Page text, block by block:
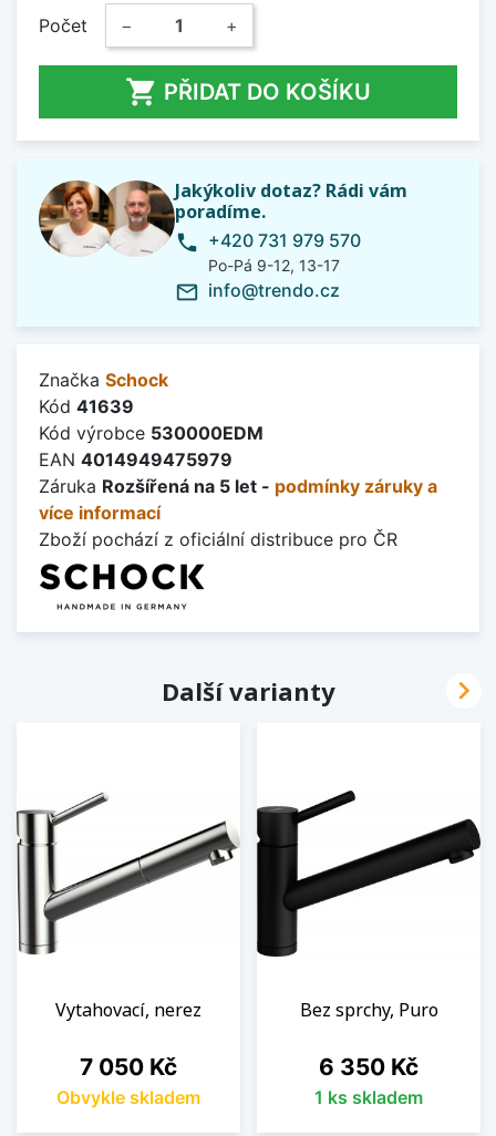
Počet − +
 PŘIDAT DO KOŠÍKU
Jakýkoliv dotaz? Rádi vám
poradíme.
phone +420 731 979 570
Po-Pá 9-12, 13-17
mail_outline info@trendo.cz
Značka Schock
Kód 41639
Kód výrobce 530000EDM
EAN 4014949475979
Záruka Rozšířená na 5 let - podmínky záruky a
více informací
Zboží pochází z oficiální distribuce pro ČR
Další varianty
Vytahovací, nerez
Cena
7 050 Kč
Obvykle skladem
Bez sprchy, Puro
Cena
6 350 Kč
1 ks skladem
